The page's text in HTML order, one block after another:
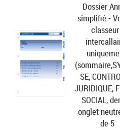
Dossier
simplifié -
SE,
JURIDIQUE,
SOCIAL,
onglet
de 5